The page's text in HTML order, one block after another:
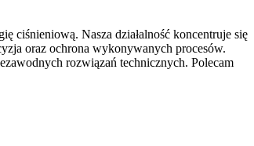
ciśnieniową. Nasza działalność koncentruje się
oraz ochrona wykonywanych procesów.
rozwiązań technicznych. Polecam